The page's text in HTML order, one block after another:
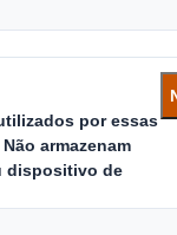
industriais